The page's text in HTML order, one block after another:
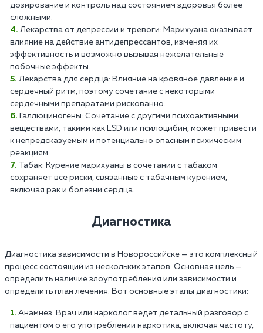
дозирование и контроль над состоянием здоровья более
сложными.
Лекарства от депрессии и тревоги: Марихуана оказывает
влияние на действие антидепрессантов, изменяя их
эффективность и возможно вызывая нежелательные
побочные эффекты.
Лекарства для сердца: Влияние на кровяное давление и
сердечный ритм, поэтому сочетание с некоторыми
сердечными препаратами рискованно.
Галлюциногены: Сочетание с другими психоактивными
веществами, такими как LSD или псилоцибин, может привести
к непредсказуемым и потенциально опасным психическим
реакциям.
Табак: Курение марихуаны в сочетании с табаком
сохраняет все риски, связанные с табачным курением,
включая рак и болезни сердца.
Диагностика
Диагностика зависимости в Новороссийске — это комплексный
процесс состоящий из нескольких этапов. Основная цель —
определить наличие злоупотребления или зависимости и
определить план лечения. Вот основные этапы диагностики:
Анамнез: Врач или нарколог ведет детальный разговор с
пациентом о его употреблении наркотика, включая частоту,